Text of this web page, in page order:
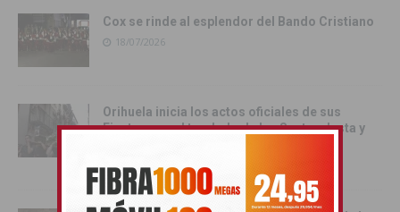
Cox se rinde al esplendor del Bando Cristiano
18/07/2026
Orihuela inicia los actos oficiales de sus
Fiestas con el traslado de las Santas Justa y
18/07/2026